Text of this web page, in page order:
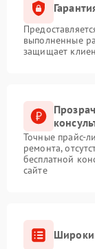
выполненные
защищает
Точные прайс-
ремонта,
бесплатной
сайте